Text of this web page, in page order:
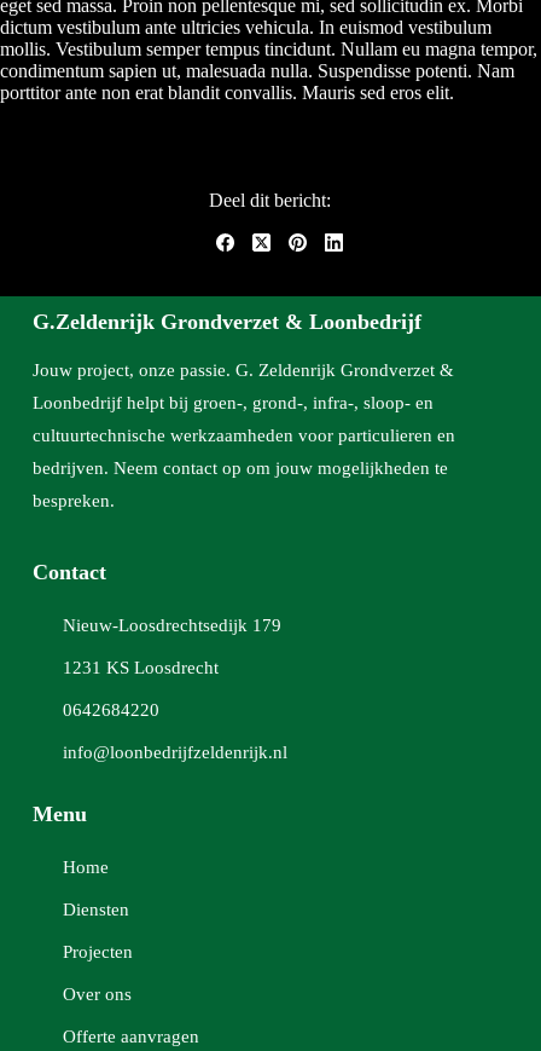
eget sed massa. Proin non pellentesque mi, sed sollicitudin ex. Morbi
dictum vestibulum ante ultricies vehicula. In euismod vestibulum
mollis. Vestibulum semper tempus tincidunt. Nullam eu magna tempor,
condimentum sapien ut, malesuada nulla. Suspendisse potenti. Nam
porttitor ante non erat blandit convallis. Mauris sed eros elit.
Deel dit bericht:
G.Zeldenrijk Grondverzet & Loonbedrijf
Jouw project, onze passie. G. Zeldenrijk Grondverzet &
Loonbedrijf helpt bij groen-, grond-, infra-, sloop- en
cultuurtechnische werkzaamheden voor particulieren en
bedrijven. Neem contact op om jouw mogelijkheden te
bespreken.
Contact
Nieuw-Loosdrechtsedijk 179
1231 KS Loosdrecht
0642684220
info@loonbedrijfzeldenrijk.nl
Menu
Home
Diensten
Projecten
Over ons
Offerte aanvragen